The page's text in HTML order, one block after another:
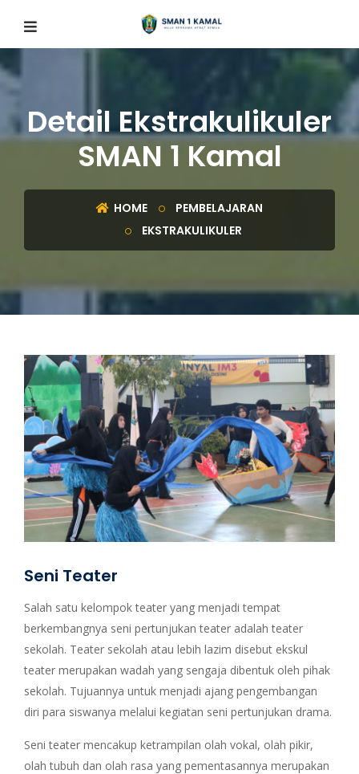
Detail Ekstrakulikuler
SMAN 1 Kamal
HOME
PEMBELAJARAN
EKSTRAKULIKULER
Seni Teater
Salah satu kelompok teater yang menjadi tempat
berkembangnya seni pertunjukan teater adalah teater
sekolah. Teater sekolah atau lebih lazim disebut ekskul
teater merupakan wadah yang sengaja dibentuk oleh pihak
sekolah. Tujuannya untuk menjadi ajang pengembangan
diri para siswanya melalui kegiatan seni pertunjukan drama.
Seni teater mencakup ketrampilan olah vokal, olah pikir,
olah tubuh dan olah rasa yang pementasannya merupakan